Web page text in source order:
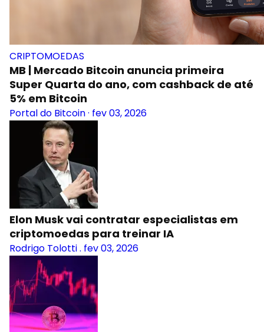
CRIPTOMOEDAS
MB | Mercado Bitcoin anuncia primeira
Super Quarta do ano, com cashback de até
5% em Bitcoin
Portal do Bitcoin· fev 03, 2026
Elon Musk vai contratar especialistas em
criptomoedas para treinar IA
Rodrigo Tolotti. fev 03, 2026